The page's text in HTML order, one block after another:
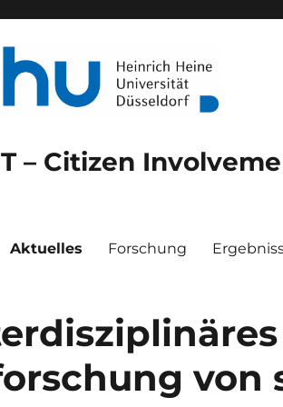
– Citizen
Aktuelles Forschung
von